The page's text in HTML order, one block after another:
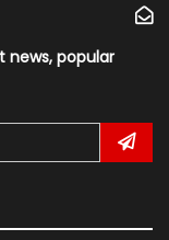
news, popular